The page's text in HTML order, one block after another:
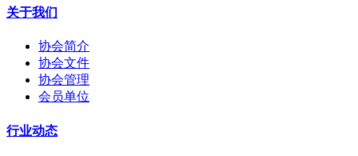
关于我们
协会简介
协会文件
协会管理
会员单位
行业动态